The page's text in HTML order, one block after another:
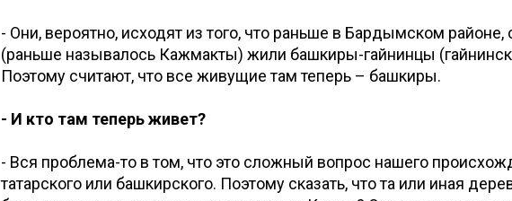
- Они, вероятно, исходят из того, что раньше в Бардымском районе,
(раньше называлось Кажмакты) жили башкиры-гайнинцы
Поэтому считают, что все живущие там теперь – башкиры.
- И кто там теперь живет?
- Вся проблема-то в том, что это сложный вопрос нашего
татарского или башкирского. Поэтому сказать, что та или иная